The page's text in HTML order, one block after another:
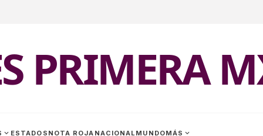
PRIMERA
expand_more ESTADOS NOTA ROJA NACIONAL MUNDOMÁS expand_more